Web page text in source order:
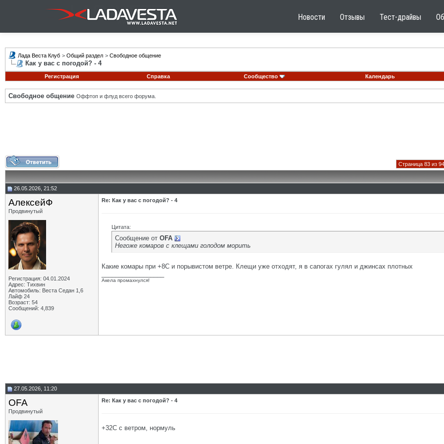
Новости Отзывы Тест-драйвы
Лада Веста Клуб > Общий раздел > Свободное общение
Как у вас с погодой? - 4
Регистрация
Справка Сообщество Календарь
Свободное общение Оффтоп и флуд всего форума.
Страница 83 из 94
26.05.2026, 21:52
АлексейФ
Продвинутый
Регистрация: 04.01.2024
Адрес: Тихвин
Автомобиль: Веста Седан 1,6
Лайф 24
Возраст: 54
Сообщений: 4,839
Re: Как у вас с погодой? - 4
Цитата:
Сообщение от OFA
Негоже комаров с клещами голодом морить
Какие комары при +8С и порывистом ветре. Клещи уже отходят, я в сапогах гулял и джинсах плотных
Акела промахнулся!
27.05.2026, 11:20
OFA
Продвинутый
Re: Как у вас с погодой? - 4
+32С с ветром, нормуль